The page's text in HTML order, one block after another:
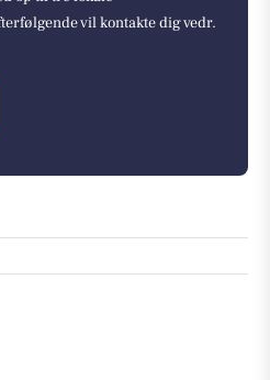
vil kontakte dig vedr.